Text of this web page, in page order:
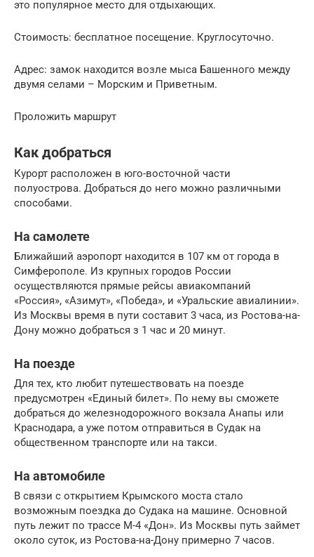
это популярное место для отдыхающих.
Стоимость: бесплатное посещение. Круглосуточно.
Адрес: замок находится возле мыса Башенного между
двумя селами – Морским и Приветным.
Проложить маршрут
Как добраться
Курорт расположен в юго-восточной части
полуострова. Добраться до него можно различными
способами.
На самолете
Ближайший аэропорт находится в 107 км от города в
Симферополе. Из крупных городов России
осуществляются прямые рейсы авиакомпаний
«Россия», «Азимут», «Победа», и «Уральские авиалинии».
Из Москвы время в пути составит 3 часа, из Ростова-на-
Дону можно добраться з 1 час и 20 минут.
На поезде
Для тех, кто любит путешествовать на поезде
предусмотрен «Единый билет». По нему вы сможете
добраться до железнодорожного вокзала Анапы или
Краснодара, а уже потом отправиться в Судак на
общественном транспорте или на такси.
На автомобиле
В связи с открытием Крымского моста стало
возможным поездка до Судака на машине. Основной
путь лежит по трассе М-4 «Дон». Из Москвы путь займет
около суток, из Ростова-на-Дону примерно 7 часов.